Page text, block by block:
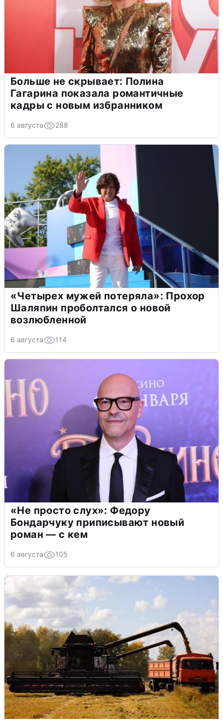
Больше не скрывает: Полина
Гагарина показала романтичные
кадры с новым избранником
6 августа 288
«Четырех мужей потеряла»: Прохор
Шаляпин проболтался о новой
возлюбленной
6 августа 114
«Не просто слух»: Федору
Бондарчуку приписывают новый
роман — с кем
6 августа 105